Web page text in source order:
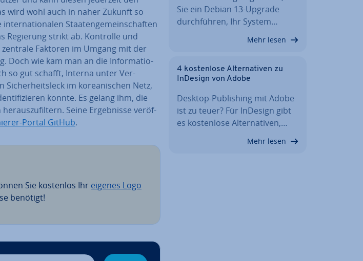
wird wohl auch in naher Zukunft so
in­ter­na­tio­na­len Staa­ten­ge­mein­schaf­ten
Regierung strikt ab. Kontrolle und
Faktoren im Umgang mit der
Doch wie kam man an die In­for­ma­tio­
so gut schafft, Interna unter Ver­
Si­cher­heits­leck im ko­rea­ni­schen Netz,
konnte. Es gelang ihm, die
Seine Er­geb­nis­se ver­öf­
Portal GitHub.
Sie kostenlos Ihr eigenes Logo
benötigt!
Sie ein Debian 13-Upgrade
durch­füh­ren, Ihr System…
Mehr lesen
4 kos­ten­lo­se Al­ter­na­ti­ven zu
InDesign von Adobe
Desktop-Pu­bli­shing mit Adobe
ist zu teuer? Für InDesign gibt
es kos­ten­lo­se Al­ter­na­ti­ven,…
Mehr lesen